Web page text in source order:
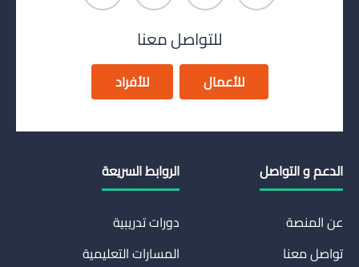
للتواصل معنا
للأعمال للأفراد
الدعم و التواصل
عن المنصة
تواصل معنا
الروابط السريعة
دورات تدريبية
المسارات التعليمية